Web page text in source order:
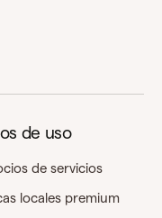
de uso
de servicios
locales premium